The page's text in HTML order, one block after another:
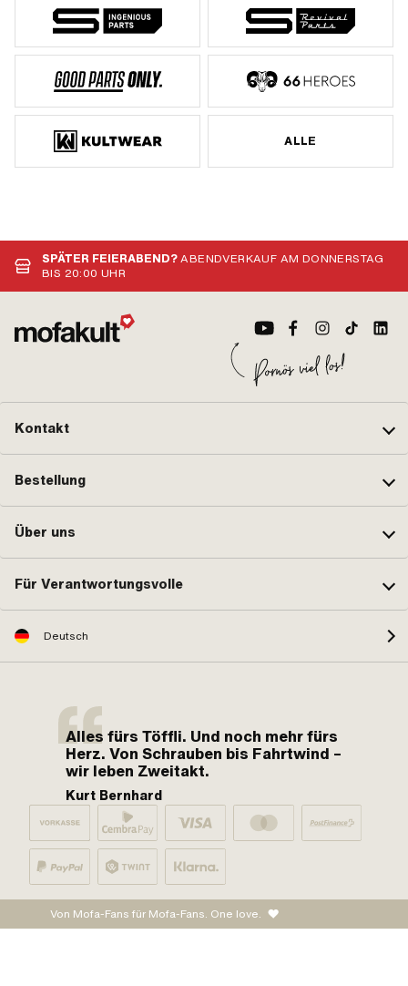
ALLE
SPÄTER FEIERABEND?ABENDVERKAUF AM DONNERSTAG
BIS 20:00 UHR
Kontakt
Bestellung
Über uns
Für Verantwortungsvolle
Deutsch
Alles fürs Töffli. Und noch mehr fürs
Herz. Von Schrauben bis Fahrtwind –
wir leben Zweitakt.
Kurt Bernhard
Von Mofa-Fans für Mofa-Fans. One love.